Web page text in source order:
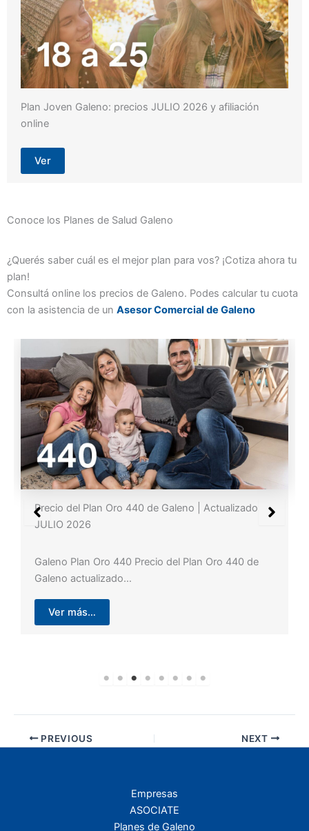
Plan Joven Galeno: precios JULIO 2026 y afiliación
online
Ver
Conoce los Planes de Salud Galeno
¿Querés saber cuál es el mejor plan para vos? ¡Cotiza ahora tu
plan!
Consultá online los precios de Galeno. Podes calcular tu cuota
con la asistencia de un Asesor Comercial de Galeno
Precio del Plan Oro 440 de Galeno | Actualizado
JULIO 2026
Galeno Plan Oro 440 Precio del Plan Oro 440 de
Galeno actualizado…
Ver más…
PREVIOUS NEXT
Empresas
ASOCIATE
Planes de Galeno